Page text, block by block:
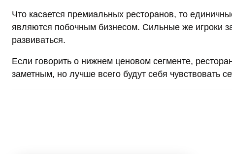
Что касается премиальных ресторанов, то
являются побочным бизнесом. Сильные же игроки
развиваться.
Если говорить о нижнем ценовом сегменте,
заметным, но лучше всего будут себя чувствовать